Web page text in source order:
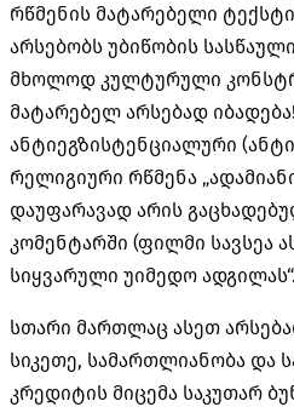
რწმენის მატარებელი
არსებობს უბიწობის
მხოლოდ კულტურული
მატარებელ არსებად
ანტიეგზისტენციალური
რელიგიური რწმენა
დაუფარავად არის
კომენტარში (ფილმი სავსეა
სიყვარული უიმედო ადგილას“.
სთარი მართლაც ასეთ
სიკეთე, სამართლიანობა და
კრედიტის მიცემა საკუთარ